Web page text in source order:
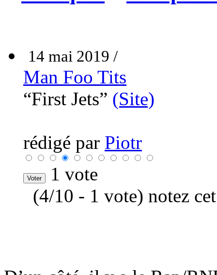
14 mai 2019 /
Man Foo Tits
“First Jets” (Site)
rédigé par Piotr
1 vote
(4/10 - 1 vote) notez